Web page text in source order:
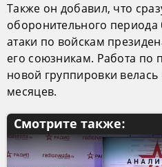
Также он добавил, что
оборонительного периода
атаки по войскам
его союзникам. Работа по
новой группировки
месяцев.
Смотрите также: